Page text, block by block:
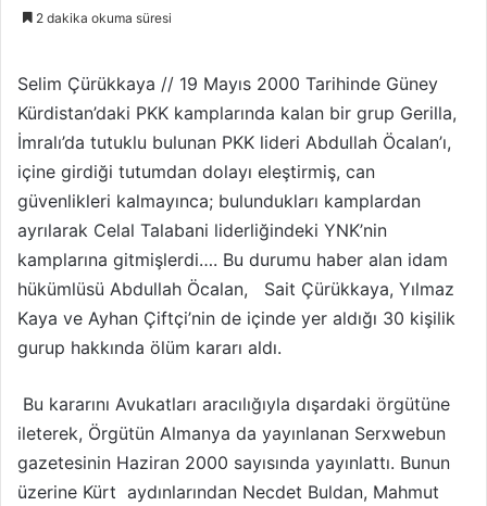
w
o
p
o
a
g
ö
n
d
e
2 dakika okuma süresi
Selim Çürükkaya // 19 Mayıs 2000 Tarihinde Güney
Kürdistan’daki PKK kamplarında kalan bir grup Gerilla,
İmralı’da tutuklu bulunan PKK lideri Abdullah Öcalan’ı,
içine girdiği tutumdan dolayı eleştirmiş, can
güvenlikleri kalmayınca; bulundukları kamplardan
ayrılarak Celal Talabani liderliğindeki YNK’nin
kamplarına gitmişlerdi…. Bu durumu haber alan idam
hükümlüsü Abdullah Öcalan, Sait Çürükkaya, Yılmaz
Kaya ve Ayhan Çiftçi’nin de içinde yer aldığı 30 kişilik
gurup hakkında ölüm kararı aldı.
Bu kararını Avukatları aracılığıyla dışardaki örgütüne
ileterek, Örgütün Almanya da yayınlanan Serxwebun
gazetesinin Haziran 2000 sayısında yayınlattı. Bunun
üzerine Kürt aydınlarından Necdet Buldan, Mahmut